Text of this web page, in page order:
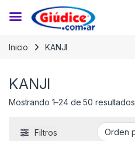
Inicio KANJI
KANJI
Mostrando 1–24 de 50 resultados
Filtros